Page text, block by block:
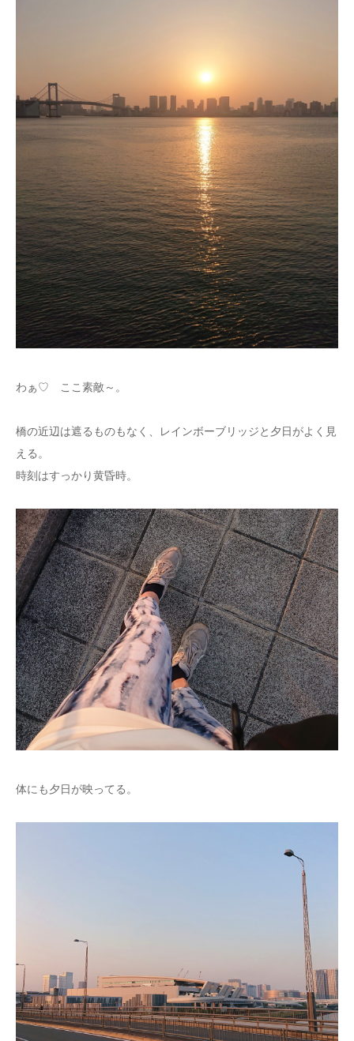
わぁ♡ ここ素敵～。
橋の近辺は遮るものもなく、レインボーブリッジと夕日がよく見
える。
時刻はすっかり黄昏時。
体にも夕日が映ってる。